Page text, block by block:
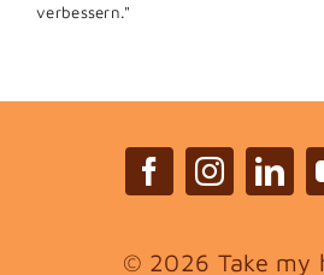
verbessern."
© 2026 Take my